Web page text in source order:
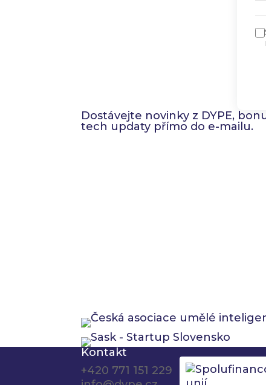
Dostávejte novinky z DYPE,
tech updaty přímo do e-mailu.
Kontakt
+420 771 151 229